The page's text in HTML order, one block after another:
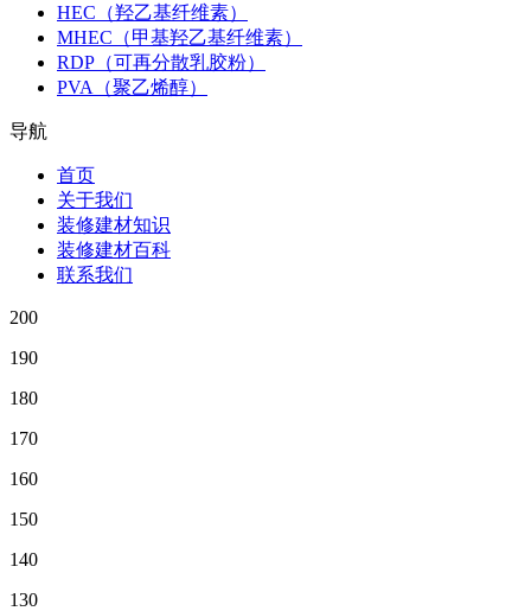
HEC（羟乙基纤维素）
MHEC（甲基羟乙基纤维素）
RDP（可再分散乳胶粉）
PVA（聚乙烯醇）
导航
首页
关于我们
装修建材知识
装修建材百科
联系我们
200
190
180
170
160
150
140
130